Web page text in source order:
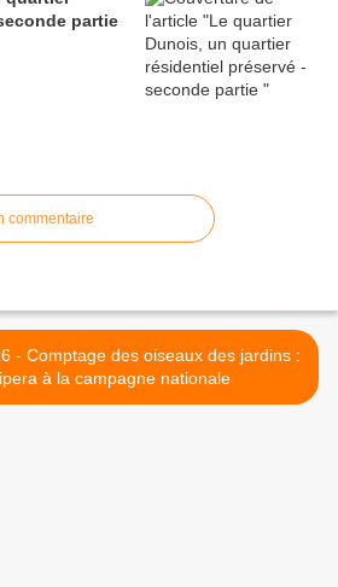
partie
commentaire
à la campagne nationale